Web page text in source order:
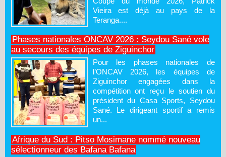
Vieira est déjà au pays de la
Teranga....
Phases nationales ONCAV 2026 : Seydou Sané vole
au secours des équipes de Ziguinchor
Pour les phases nationales de
l’ONCAV 2026, les équipes de
Ziguinchor engagées dans la
compétition ont reçu le soutien du
président du Casa Sports, Seydou
Sané. Le dirigeant sportif a remis
un...
Afrique du Sud : Pitso Mosimane nommé nouveau
sélectionneur des Bafana Bafana